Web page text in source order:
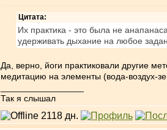
Цитата:
Их практика - это была не
удерживать дыхание на любое
Да, верно, йоги практиковали другие
медитацию на элементы (вода-воздух-
Так я слышал